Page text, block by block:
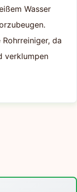
Wasser
da
verklumpen